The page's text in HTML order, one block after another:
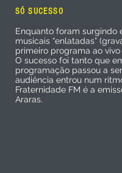
SÓ SUCESSO
Enquanto foram surgindo
musicais “enlatadas”
primeiro programa ao
O sucesso foi tanto que
programação passou a
audiência entrou num
Fraternidade FM é a
Araras.